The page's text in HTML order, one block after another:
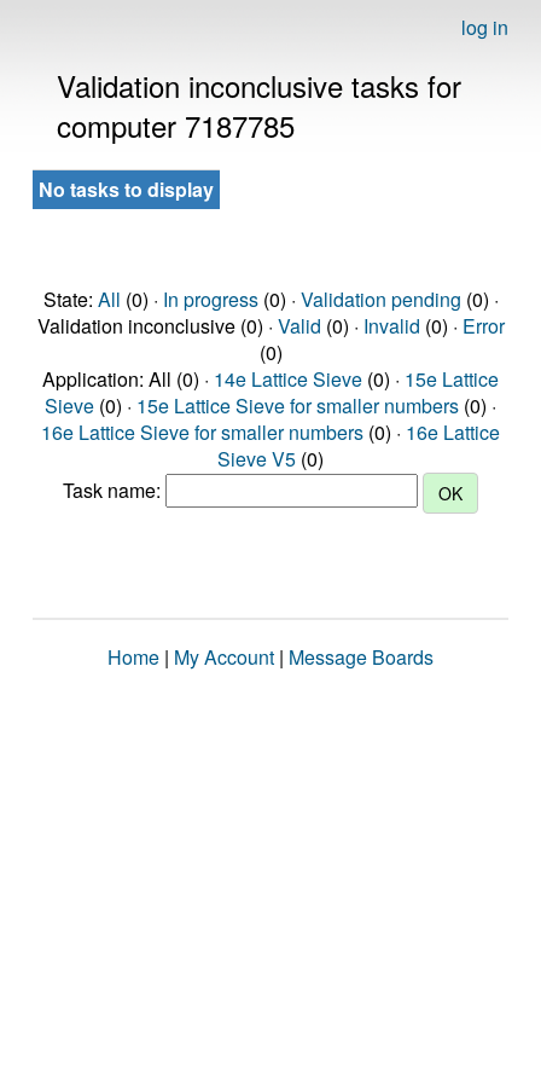
log in
Validation inconclusive tasks for
computer 7187785
No tasks to display
State: All (0) · In progress(0) · Validation pending (0) ·
Validation inconclusive (0) · Valid (0) · Invalid (0) · Error
(0)
Application: All (0) · 14e Lattice Sieve (0) · 15e Lattice
Sieve (0) · 15e Lattice Sieve for smaller numbers (0) ·
16e Lattice Sieve for smaller numbers (0) · 16e Lattice
Sieve V5 (0)
Task name:
Home | My Account | Message Boards